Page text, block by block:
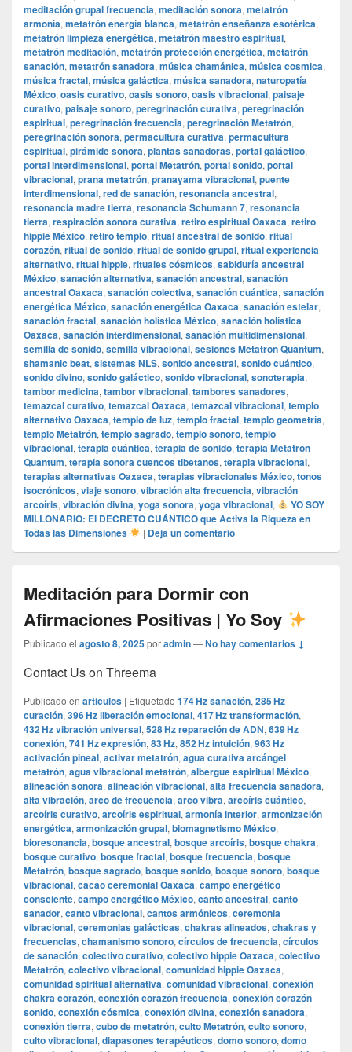
meditación grupal frecuencia, meditación sonora, metatrón
armonía, metatrón energía blanca, metatrón enseñanza esotérica,
metatrón limpieza energética, metatrón maestro espiritual,
metatrón meditación, metatrón protección energética, metatrón
sanación, metatrón sanadora, música chamánica, música cosmica,
música fractal, música galáctica, música sanadora, naturopatía
México, oasis curativo, oasis sonoro, oasis vibracional, paisaje
curativo, paisaje sonoro, peregrinación curativa, peregrinación
espiritual, peregrinación frecuencia, peregrinación Metatrón,
peregrinación sonora, permacultura curativa, permacultura
espiritual, pirámide sonora, plantas sanadoras, portal galáctico,
portal interdimensional, portal Metatrón, portal sonido, portal
vibracional, prana metatrón, pranayama vibracional, puente
interdimensional, red de sanación, resonancia ancestral,
resonancia madre tierra, resonancia Schumann 7, resonancia
tierra, respiración sonora curativa, retiro espiritual Oaxaca, retiro
hippie México, retiro templo, ritual ancestral de sonido, ritual
corazón, ritual de sonido, ritual de sonido grupal, ritual experiencia
alternativo, ritual hippie, rituales cósmicos, sabiduría ancestral
México, sanación alternativa, sanación ancestral, sanación
ancestral Oaxaca, sanación colectiva, sanación cuántica, sanación
energética México, sanación energética Oaxaca, sanación estelar,
sanación fractal, sanación holística México, sanación holística
Oaxaca, sanación interdimensional, sanación multidimensional,
semilla de sonido, semilla vibracional, sesiones Metatron Quantum,
shamanic beat, sistemas NLS, sonido ancestral, sonido cuántico,
sonido divino, sonido galáctico, sonido vibracional, sonoterapia,
tambor medicina, tambor vibracional, tambores sanadores,
temazcal curativo, temazcal Oaxaca, temazcal vibracional, templo
alternativo Oaxaca, templo de luz, templo fractal, templo geometría,
templo Metatrón, templo sagrado, templo sonoro, templo
vibracional, terapia cuántica, terapia de sonido, terapia Metatron
Quantum, terapia sonora cuencos tibetanos, terapia vibracional,
terapias alternativas Oaxaca, terapias vibracionales México, tonos
isocrónicos, viaje sonoro, vibración alta frecuencia, vibración
arcoíris, vibración divina, yoga sonora, yoga vibracional,
YO SOY
MILLONARIO: El DECRETO CUÁNTICO que Activa la Riqueza en
Todas las Dimensiones
| Deja un comentario
Meditación para Dormir con
Afirmaciones Positivas | Yo Soy
Publicado el agosto 8, 2025poradmin—No hay comentarios ↓
Contact Us on Threema
Publicado en articulos | Etiquetado 174 Hz sanación, 285 Hz
curación, 396 Hz liberación emocional, 417 Hz transformación,
432 Hz vibración universal, 528 Hz reparación de ADN, 639 Hz
conexión, 741 Hz expresión, 83 Hz, 852 Hz intuición, 963 Hz
activación pineal, activar metatrón, agua curativa arcángel
metatrón, agua vibracional metatrón, albergue espiritual México,
alineación sonora, alineación vibracional, alta frecuencia sanadora,
alta vibración, arco de frecuencia, arco vibra, arcoíris cuántico,
arcoíris curativo, arcoíris espiritual, armonía interior, armonización
energética, armonización grupal, biomagnetismo México,
bioresonancia, bosque ancestral, bosque arcoíris, bosque chakra,
bosque curativo, bosque fractal, bosque frecuencia, bosque
Metatrón, bosque sagrado, bosque sonido, bosque sonoro, bosque
vibracional, cacao ceremonial Oaxaca, campo energético
consciente, campo energético México, canto ancestral, canto
sanador, canto vibracional, cantos armónicos, ceremonia
vibracional, ceremonias galácticas, chakras alineados, chakras y
frecuencias, chamanismo sonoro, círculos de frecuencia, círculos
de sanación, colectivo curativo, colectivo hippie Oaxaca, colectivo
Metatrón, colectivo vibracional, comunidad hippie Oaxaca,
comunidad spiritual alternativa, comunidad vibracional, conexión
chakra corazón, conexión corazón frecuencia, conexión corazón
sonido, conexión cósmica, conexión divina, conexión sanadora,
conexión tierra, cubo de metatrón, culto Metatrón, culto sonoro,
culto vibracional, diapasones terapéuticos, domo sonoro, domo